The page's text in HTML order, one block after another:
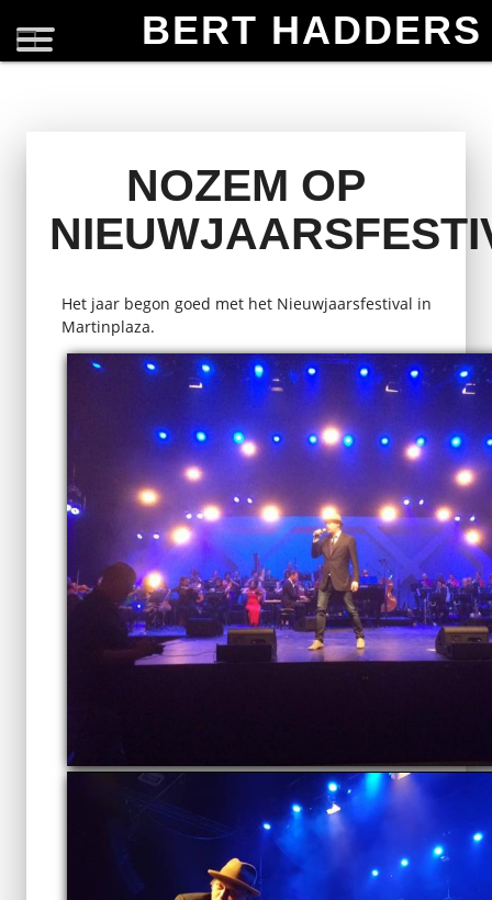
BERT HADDERS
NOZEM OP
Het jaar begon goed met het Nieuwjaarsfestival in
Martinplaza.